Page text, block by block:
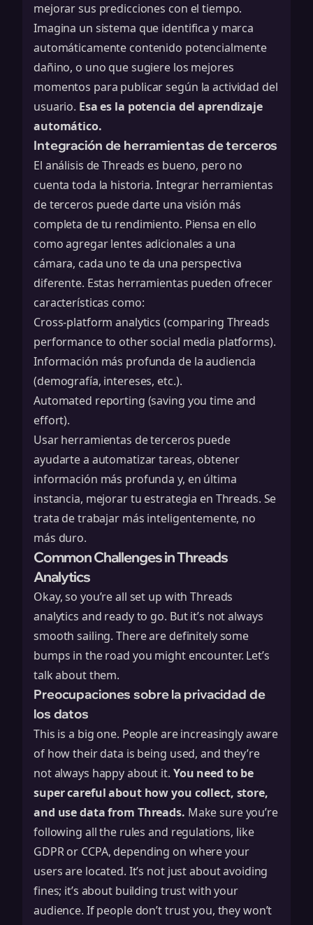
mejorar sus predicciones con el tiempo.
Imagina un sistema que identifica y marca
automáticamente contenido potencialmente
dañino, o uno que sugiere los mejores
momentos para publicar según la actividad del
usuario. Esa es la potencia del aprendizaje
automático.
Integración de herramientas de terceros
El análisis de Threads es bueno, pero no
cuenta toda la historia. Integrar herramientas
de terceros puede darte una visión más
completa de tu rendimiento. Piensa en ello
como agregar lentes adicionales a una
cámara, cada uno te da una perspectiva
diferente. Estas herramientas pueden ofrecer
características como:
Cross-platform analytics (comparing Threads
performance to other social media platforms).
Información más profunda de la audiencia
(demografía, intereses, etc.).
Automated reporting (saving you time and
effort).
Usar herramientas de terceros puede
ayudarte a automatizar tareas, obtener
información más profunda y, en última
instancia, mejorar tu estrategia en Threads. Se
trata de trabajar más inteligentemente, no
más duro.
Common Challenges in Threads
Analytics
Okay, so you’re all set up with Threads
analytics and ready to go. But it’s not always
smooth sailing. There are definitely some
bumps in the road you might encounter. Let’s
talk about them.
Preocupaciones sobre la privacidad de
los datos
This is a big one. People are increasingly aware
of how their data is being used, and they’re
not always happy about it. You need to be
super careful about how you collect, store,
and use data from Threads. Make sure you’re
following all the rules and regulations, like
GDPR or CCPA, depending on where your
users are located. It’s not just about avoiding
fines; it’s about building trust with your
audience. If people don’t trust you, they won’t